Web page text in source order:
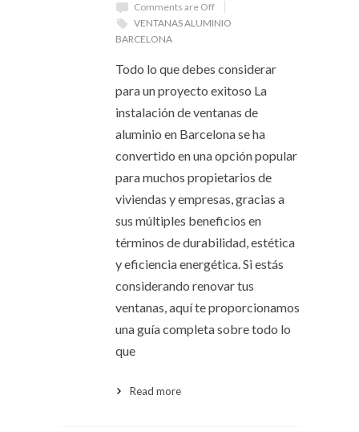
Comments are Off
VENTANAS ALUMINIO
BARCELONA
Todo lo que debes considerar
para un proyecto exitoso La
instalación de ventanas de
aluminio en Barcelona se ha
convertido en una opción popular
para muchos propietarios de
viviendas y empresas, gracias a
sus múltiples beneficios en
términos de durabilidad, estética
y eficiencia energética. Si estás
considerando renovar tus
ventanas, aquí te proporcionamos
una guía completa sobre todo lo
que
Read more